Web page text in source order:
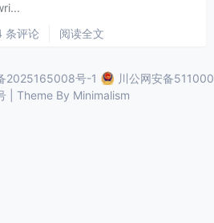
条评论 阅读全文
2025165008号-1
川公网安备511000
| Theme By Minimalism